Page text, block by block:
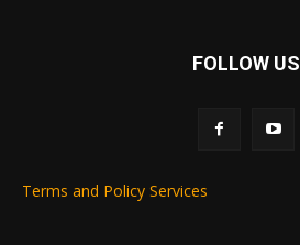
FOLLOW US
Terms and Policy Services